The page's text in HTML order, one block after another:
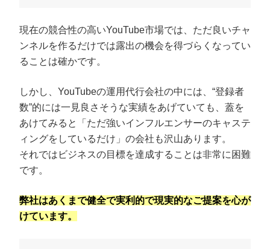
現在の競合性の高いYouTube市場では、ただ良いチャ
ンネルを作るだけでは露出の機会を得づらくなってい
ることは確かです。
しかし、YouTubeの運用代行会社の中には、“登録者
数”的には一見良さそうな実績をあげていても、蓋を
あけてみると「ただ強いインフルエンサーのキャステ
ィングをしているだけ」の会社も沢山あります。
それではビジネスの目標を達成することは非常に困難
です。
弊社はあくまで健全で実利的で現実的なご提案を心が
けています。